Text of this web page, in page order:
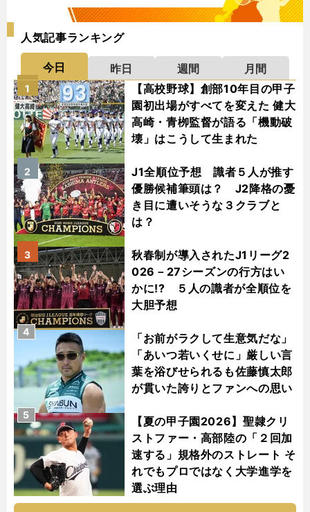
人気記事ランキング
今日 昨日 週間
月間
【高校野球】創部10年目の甲子
園初出場がすべてを変えた 健大
高崎・青栁監督が語る「機動破
壊」はこうして生まれた
1
J1全順位予想 識者５人が推す
優勝候補筆頭は？ J2降格の憂
き目に遭いそうな３クラブと
は？
2
秋春制が導入されたJ1リーグ2
026－27シーズンの行方はい
かに!? ５人の識者が全順位を
大胆予想
3
「お前がラクして生意気だな」
「あいつ若いくせに」厳しい言
葉を浴びせられるも佐藤慎太郎
が貫いた誇りとファンへの思い
4
【夏の甲子園2026】聖隷クリ
ストファー・高部陸の「２回加
速する」規格外のストレート そ
れでもプロではなく大学進学を
選ぶ理由
5